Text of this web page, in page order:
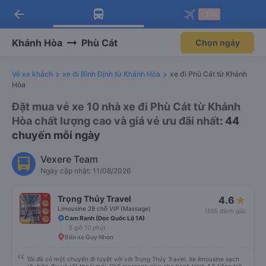
Tải app Vexere ngay!
Nhận ưu đãi thành viên độc
Mở app
Tải app Vexere
-30k/ghế khi đặt vé máy bay qua
Mở app
arrow_back
Khánh Hòa Phù Cát Chọn ngày
Vé xe khách xe đi Bình Định từ Khánh Hòa
xe đi Phù Cát từ Khánh
Hòa
Đặt mua vé xe 10 nhà xe đi Phù Cát từ Khánh
Hòa chất lượng cao và giá vé ưu đãi nhất: 44
chuyến mỗi ngày
Vexere Team
Ngày cập nhật: 11/08/2026
Trọng Thủy Travel
Limousine 29 chỗ VIP (Massage)
4.6
(595 đánh giá)
Cam Ranh (Dọc Quốc Lộ 1A)
5 giờ 10 phút
Bến xe Quy Nhơn
Tôi đã có một chuyến đi tuyệt vời với Trọng Thủy Travel. Xe limousine sạch